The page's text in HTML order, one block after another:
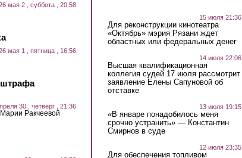
мая 2 , суббота , 20:58
мая 1 , пятница , 16:56
штрафа
30 , четверг , 21:36
Ракчеевой
15 июля 21:36
Для реконструкции кинотеатра
«Октябрь» мэрия Рязани ждет
областных или федеральных денег
14 июля 22:06
Высшая квалификационная
коллегия судей 17 июля рассмотрит
заявление Елены Сапуновой об
отставке
13 июля 19:15
«В январе понадобилось меня
срочно устранить» — Константин
Смирнов в суде
12 июля 23:35
Для обеспечения топливом